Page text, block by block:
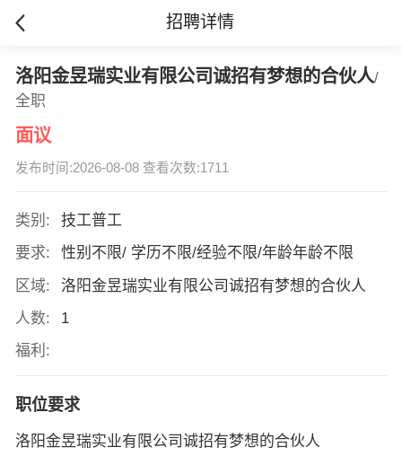
招聘详情
洛阳金昱瑞实业有限公司诚招有梦想的合伙人/
全职
面议
发布时间:2026-08-08 查看次数:1711
类别:
技工普工
要求:
性别不限/ 学历不限/经验不限/年龄年龄不限
区域:
洛阳金昱瑞实业有限公司诚招有梦想的合伙人
人数:
1
福利:
职位要求
洛阳金昱瑞实业有限公司诚招有梦想的合伙人